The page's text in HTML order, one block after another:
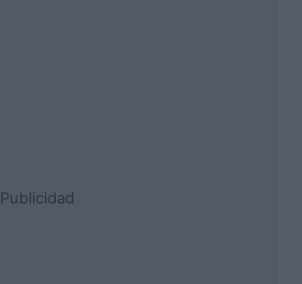
Publicidad